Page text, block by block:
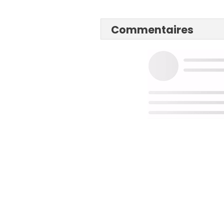
Commentaires